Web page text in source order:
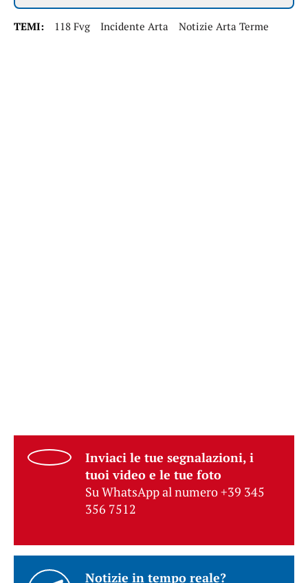
TEMI: 118 Fvg Incidente Arta Notizie Arta Terme
Inviaci le tue segnalazioni, i
tuoi video e le tue foto
Su WhatsApp al numero +39 345
356 7512
Notizie in tempo reale?